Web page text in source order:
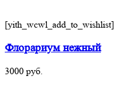
[yith_wcwl_add_to_wishlist]
Флорариум нежный
3000 руб.